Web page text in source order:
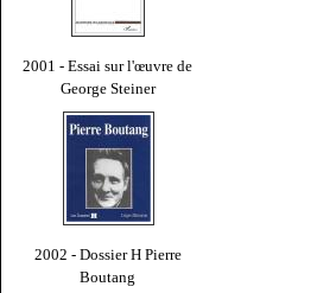
2001 - Essai sur l'œuvre de
George Steiner
2002 - Dossier H Pierre
Boutang